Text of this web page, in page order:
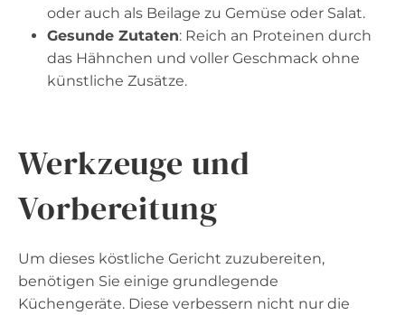
oder auch als Beilage zu Gemüse oder Salat.
Gesunde Zutaten: Reich an Proteinen durch
das Hähnchen und voller Geschmack ohne
künstliche Zusätze.
Werkzeuge und
Vorbereitung
Um dieses köstliche Gericht zuzubereiten,
benötigen Sie einige grundlegende
Küchengeräte. Diese verbessern nicht nur die